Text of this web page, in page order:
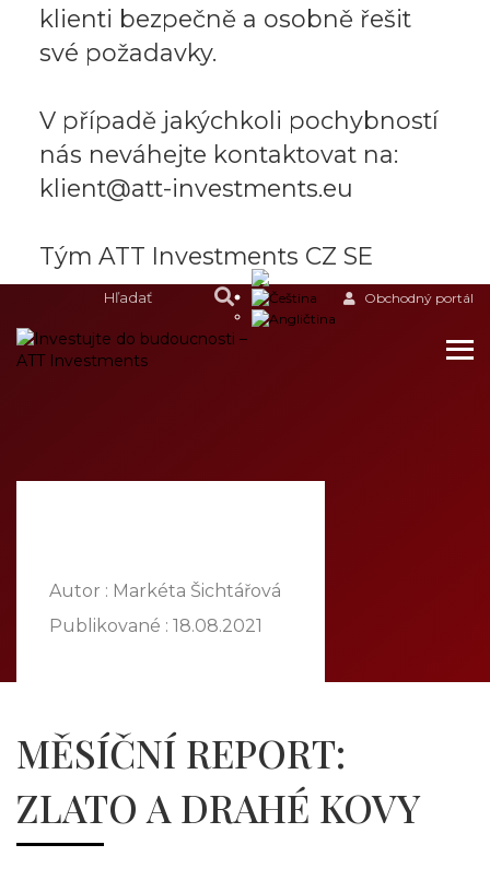
klienti bezpečně a osobně řešit
své požadavky.
V případě jakýchkoli pochybností
nás neváhejte kontaktovat na:
klient@att-investments.eu
Tým ATT Investments CZ SE
Obchodný portál
PONUKA
POBOČKY
KONTAKT
Autor : Markéta Šichtářová
Publikované : 18.08.2021
MĚSÍČNÍ REPORT:
ZLATO A DRAHÉ KOVY